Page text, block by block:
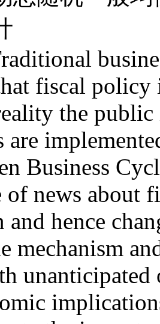
fiscal policy
the
are
Business
of news about
and hence
mechanism
unanticipated